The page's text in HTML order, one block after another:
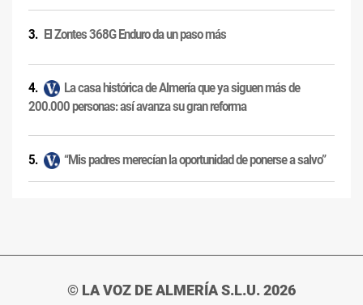
El Zontes 368G Enduro da un paso más
La casa histórica de Almería que ya siguen más de
200.000 personas: así avanza su gran reforma
“Mis padres merecían la oportunidad de ponerse a salvo”
© LA VOZ DE ALMERÍA S.L.U. 2026